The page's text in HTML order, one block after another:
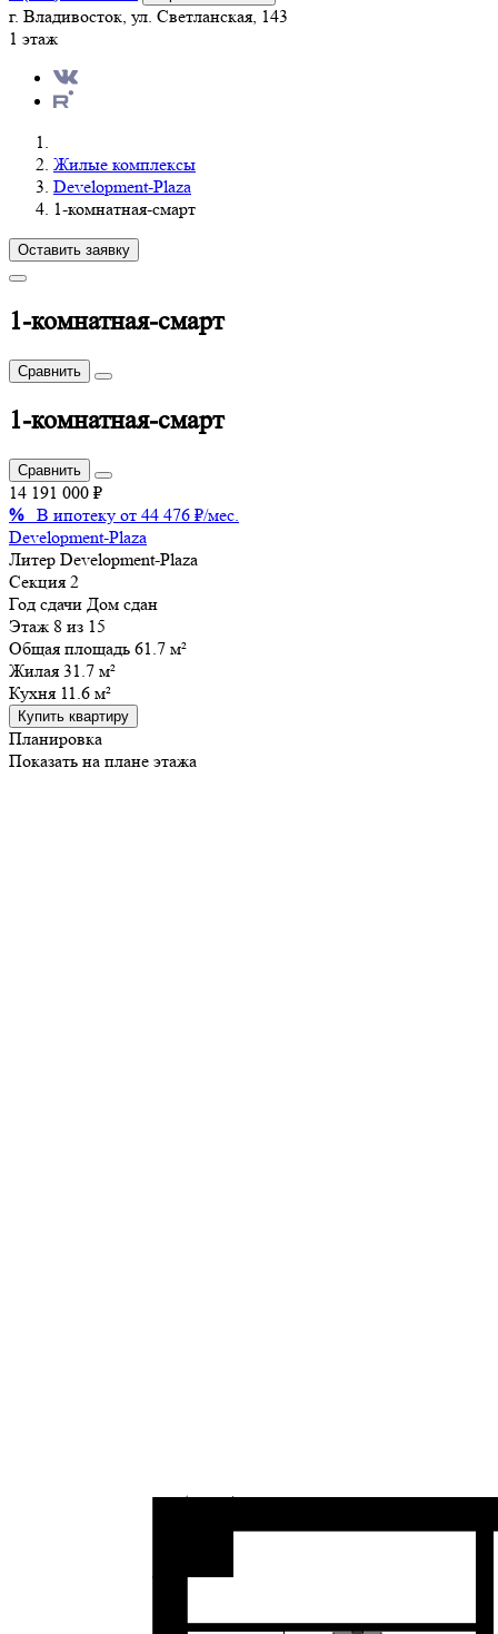
г. Владивосток, ул. Светланская, 143
1 этаж
Жилые комплексы
Development-Plaza
1-комнатная-смарт
Оставить заявку
1-комнатная-смарт
Сравнить
1-комнатная-смарт
Сравнить
14 191 000 ₽
%В ипотеку от 44 476 ₽/мес.
Development-Plaza
Литер Development-Plaza
Секция 2
Год сдачи Дом сдан
Этаж 8 из 15
Общая площадь 61.7 м²
Жилая 31.7 м²
Кухня 11.6 м²
Купить квартиру
Планировка
Показать на плане этажа